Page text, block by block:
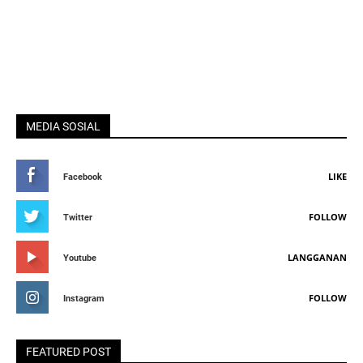
MEDIA SOSIAL
Facebook LIKE
Twitter FOLLOW
Youtube LANGGANAN
Instagram FOLLOW
FEATURED POST